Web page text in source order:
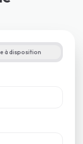
à disposition